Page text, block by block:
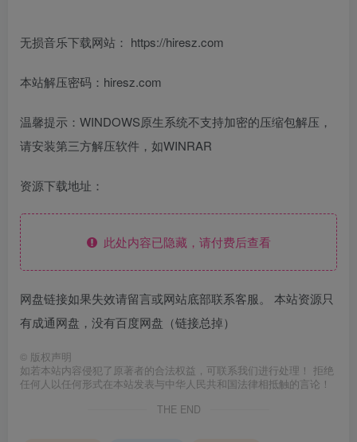
无损音乐下载网站： https://hiresz.com
本站解压密码：hiresz.com
温馨提示：WINDOWS原生系统不支持加密的压缩包解压，
请安装第三方解压软件，如WINRAR
资源下载地址：
此处内容已隐藏，请付费后查看
网盘链接如果失效请留言或网站底部联系客服。 本站资源只
有成通网盘，没有百度网盘（链接总掉）
© 版权声明
如若本站内容侵犯了原著者的合法权益，可联系我们进行处理！ 拒绝
任何人以任何形式在本站发表与中华人民共和国法律相抵触的言论！
THE END